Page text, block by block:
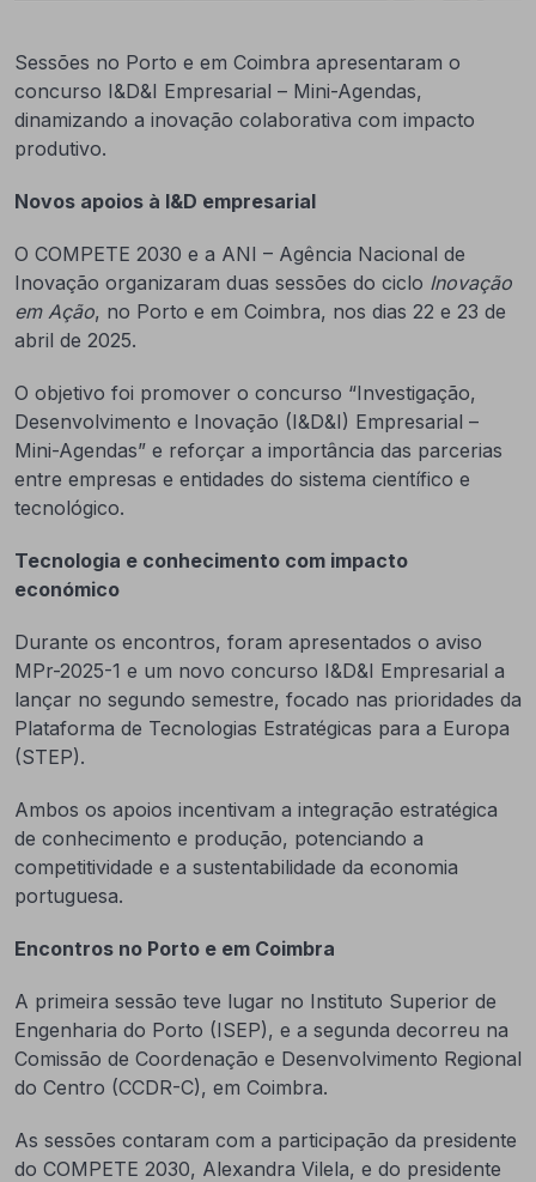
Sessões no Porto e em Coimbra apresentaram o
concurso I&D&I Empresarial – Mini-Agendas,
dinamizando a inovação colaborativa com impacto
produtivo.
Novos apoios à I&D empresarial
O COMPETE 2030 e a ANI – Agência Nacional de
Inovação organizaram duas sessões do ciclo Inovação
em Ação, no Porto e em Coimbra, nos dias 22 e 23 de
abril de 2025.
O objetivo foi promover o concurso “Investigação,
Desenvolvimento e Inovação (I&D&I) Empresarial –
Mini-Agendas” e reforçar a importância das parcerias
entre empresas e entidades do sistema científico e
tecnológico.
Tecnologia e conhecimento com impacto
económico
Durante os encontros, foram apresentados o aviso
MPr-2025-1 e um novo concurso I&D&I Empresarial a
lançar no segundo semestre, focado nas prioridades da
Plataforma de Tecnologias Estratégicas para a Europa
(STEP).
Ambos os apoios incentivam a integração estratégica
de conhecimento e produção, potenciando a
competitividade e a sustentabilidade da economia
portuguesa.
Encontros no Porto e em Coimbra
A primeira sessão teve lugar no Instituto Superior de
Engenharia do Porto (ISEP), e a segunda decorreu na
Comissão de Coordenação e Desenvolvimento Regional
do Centro (CCDR-C), em Coimbra.
As sessões contaram com a participação da presidente
do COMPETE 2030, Alexandra Vilela, e do presidente